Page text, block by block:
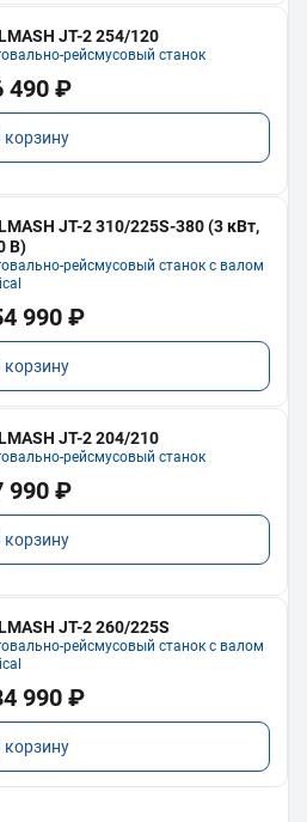
JT-2 254/120
рейсмусовый станок
490 ₽
корзину
JT-2 310/225S-380 (3 кВт,
В)
рейсмусовый станок с валом
990 ₽
корзину
JT-2 204/210
рейсмусовый станок
990 ₽
корзину
JT-2 260/225S
рейсмусовый станок с валом
990 ₽
корзину